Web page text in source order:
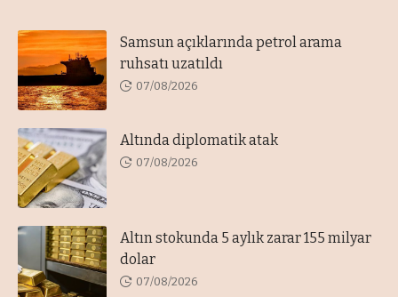
Samsun açıklarında petrol arama
ruhsatı uzatıldı
07/08/2026
Altında diplomatik atak
07/08/2026
Altın stokunda 5 aylık zarar 155 milyar
dolar
07/08/2026